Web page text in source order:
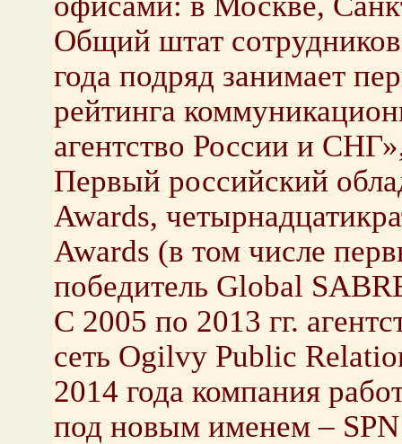
Общий штат
года подряд занимает
рейтинга
агентство России и
Первый российский
Awards,
Awards (в том числе
победитель Global
С 2005 по 2013 гг.
сеть Ogilvy Public
2014 года компания
под новым именем –